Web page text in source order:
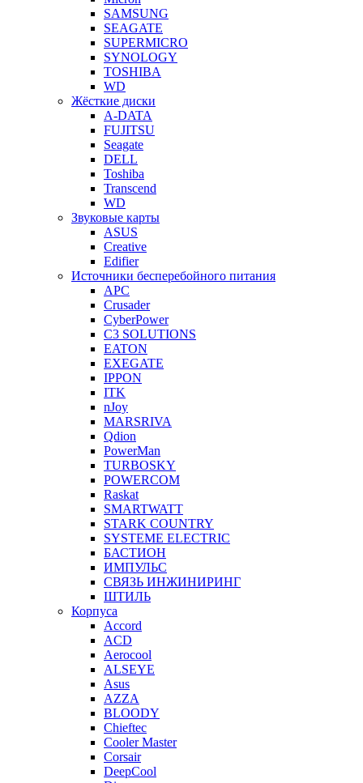
SAMSUNG
SEAGATE
SUPERMICRO
SYNOLOGY
TOSHIBA
WD
Жёсткие диски
A-DATA
FUJITSU
Seagate
DELL
Toshiba
Transcend
WD
Звуковые карты
ASUS
Creative
Edifier
Источники бесперебойного питания
APC
Crusader
CyberPower
C3 SOLUTIONS
EATON
EXEGATE
IPPON
ITK
nJoy
MARSRIVA
Qdion
PowerMan
TURBOSKY
POWERCOM
Raskat
SMARTWATT
STARK COUNTRY
SYSTEME ELECTRIC
БАСТИОН
ИМПУЛЬС
СВЯЗЬ ИНЖИНИРИНГ
ШТИЛЬ
Корпуса
Accord
ACD
Aerocool
ALSEYE
Asus
AZZA
BLOODY
Chieftec
Cooler Master
Corsair
DeepCool